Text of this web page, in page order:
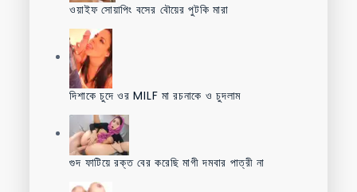
ওয়াইফ সোয়াপিং বসের বৌয়ের পুটকি মারা
দিশাকে চুদে ওর MILF মা রচনাকে ও চুদলাম
গুদ ফাটিয়ে রক্ত বের করেছি মাগী দমবার পাত্রী না